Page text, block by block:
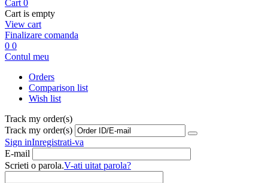
Cart 0
Cart is empty
View cart
Finalizare comanda
0 0
Contul meu
Orders
Comparison list
Wish list
Track my order(s)
Track my order(s)
Sign inInregistrati-va
E-mail
Scrieti o parola.V-ati uitat parola?